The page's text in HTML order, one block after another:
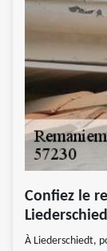
Confiez le
À Liederschiedt,